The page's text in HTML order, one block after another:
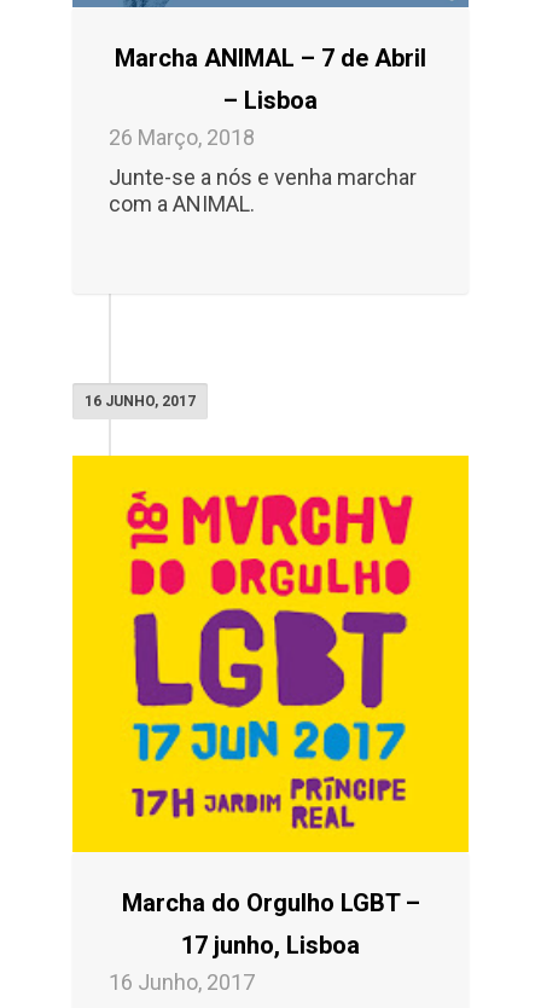
Marcha ANIMAL – 7 de Abril
– Lisboa
26 Março, 2018
Junte-se a nós e venha marchar
com a ANIMAL.
16 JUNHO, 2017
Marcha do Orgulho LGBT –
17 junho, Lisboa
16 Junho, 2017